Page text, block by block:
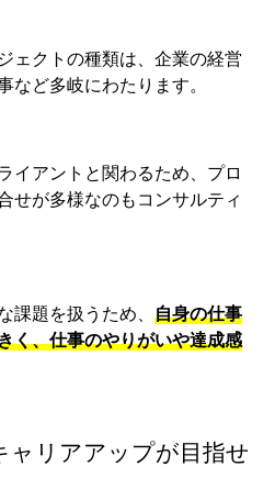
ェクトの種類は、企業の経営
など多岐にわたります。
イアントと関わるため、プロ
せが多様なのもコンサルティ
課題を扱うため、 自身の仕事
く、仕事のやりがいや達成感
ャリアアップが目指せ